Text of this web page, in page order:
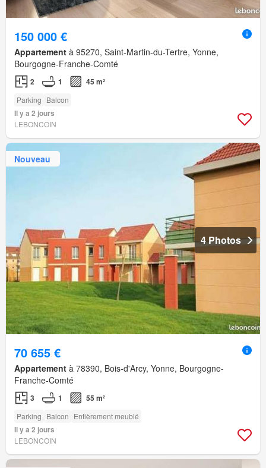
150 000 €
Appartement à 95270, Saint-Martin-du-Tertre, Yonne,
Bourgogne-Franche-Comté
2 1 45 m²
Parking Balcon
Il y a 2 jours
LEBONCOIN
Nouveau
4 Photos
70 655 €
Appartement à 78390, Bois-d'Arcy, Yonne, Bourgogne-
Franche-Comté
3 1 55 m²
Parking Balcon Entièrement meublé
Il y a 2 jours
LEBONCOIN